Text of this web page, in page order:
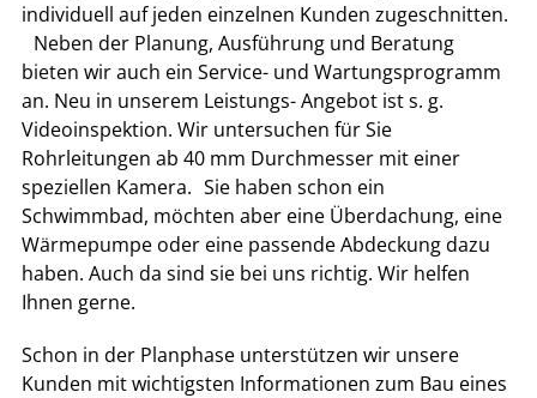
individuell auf jeden einzelnen Kunden zugeschnitten.
Neben der Planung, Ausführung und Beratung
bieten wir auch ein Service- und Wartungsprogramm
an. Neu in unserem Leistungs- Angebot ist s. g.
Videoinspektion. Wir untersuchen für Sie
Rohrleitungen ab 40 mm Durchmesser mit einer
speziellen Kamera. Sie haben schon ein
Schwimmbad, möchten aber eine Überdachung, eine
Wärmepumpe oder eine passende Abdeckung dazu
haben. Auch da sind sie bei uns richtig. Wir helfen
Ihnen gerne.
Schon in der Planphase unterstützen wir unsere
Kunden mit wichtigsten Informationen zum Bau eines